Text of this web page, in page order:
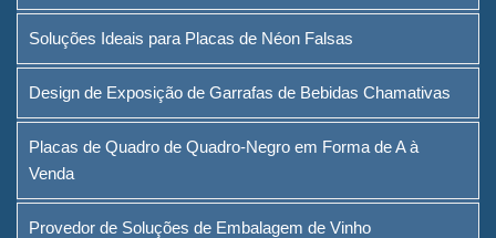
Provedor de Soluções de
Suporte personalizado para
menu de bar para mesa
Balde de Gelo
Soluções Ideais para Placas de Néon Falsas
Design de Exposição de Garrafas de Bebidas Chamativas
Placas de Quadro de Quadro-Negro em Forma de A à
Venda
Provedor de Soluções de Embalagem de Vinho